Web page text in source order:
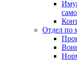
Отдел по